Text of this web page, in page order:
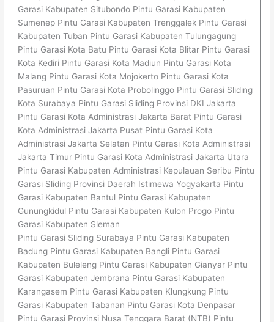
Garasi Kabupaten Situbondo Pintu Garasi Kabupaten
Sumenep Pintu Garasi Kabupaten Trenggalek Pintu Garasi
Kabupaten Tuban Pintu Garasi Kabupaten Tulungagung
Pintu Garasi Kota Batu Pintu Garasi Kota Blitar Pintu Garasi
Kota Kediri Pintu Garasi Kota Madiun Pintu Garasi Kota
Malang Pintu Garasi Kota Mojokerto Pintu Garasi Kota
Pasuruan Pintu Garasi Kota Probolinggo Pintu Garasi Sliding
Kota Surabaya Pintu Garasi Sliding Provinsi DKI Jakarta
Pintu Garasi Kota Administrasi Jakarta Barat Pintu Garasi
Kota Administrasi Jakarta Pusat Pintu Garasi Kota
Administrasi Jakarta Selatan Pintu Garasi Kota Administrasi
Jakarta Timur Pintu Garasi Kota Administrasi Jakarta Utara
Pintu Garasi Kabupaten Administrasi Kepulauan Seribu Pintu
Garasi Sliding Provinsi Daerah Istimewa Yogyakarta Pintu
Garasi Kabupaten Bantul Pintu Garasi Kabupaten
Gunungkidul Pintu Garasi Kabupaten Kulon Progo Pintu
Garasi Kabupaten Sleman
Pintu Garasi Sliding Surabaya Pintu Garasi Kabupaten
Badung Pintu Garasi Kabupaten Bangli Pintu Garasi
Kabupaten Buleleng Pintu Garasi Kabupaten Gianyar Pintu
Garasi Kabupaten Jembrana Pintu Garasi Kabupaten
Karangasem Pintu Garasi Kabupaten Klungkung Pintu
Garasi Kabupaten Tabanan Pintu Garasi Kota Denpasar
Pintu Garasi Provinsi Nusa Tenggara Barat (NTB) Pintu